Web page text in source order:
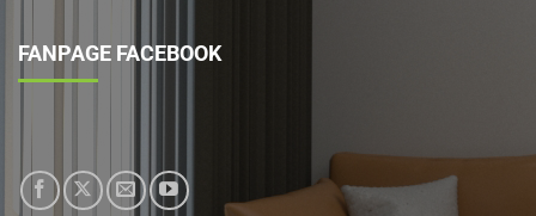
FANPAGE FACEBOOK